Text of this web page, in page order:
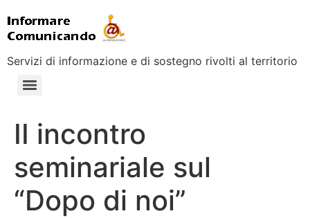
Servizi di informazione e di sostegno rivolti al territorio
II incontro
seminariale sul
“Dopo di noi”